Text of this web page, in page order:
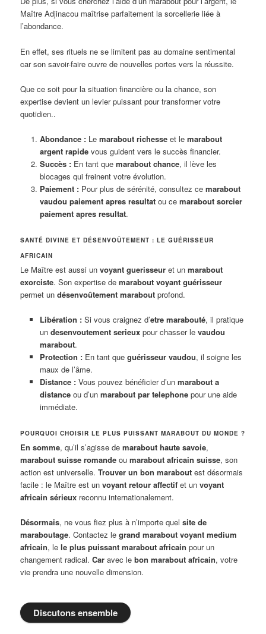
Maître Adjinacou maîtrise parfaitement la sorcellerie liée à
l’abondance.
En effet, ses rituels ne se limitent pas au domaine sentimental
car son savoir-faire ouvre de nouvelles portes vers la réussite.
Que ce soit pour la situation financière ou la chance, son
expertise devient un levier puissant pour transformer votre
quotidien..
Abondance :Le marabout richesseet le marabout
argent rapidevous guident vers le succès financier.
Succès :En tant que marabout chance, il lève les
blocages qui freinent votre évolution.
Paiement :Pour plus de sérénité, consultez ce marabout
vaudou paiement apres resultatou ce marabout sorcier
paiement apres resultat.
SANTÉ DIVINE ET DÉSENVOÛTEMENT : LE GUÉRISSEUR
AFRICAIN
Le Maître est aussi unvoyant guerisseur et unmarabout
exorciste. Son expertise demarabout voyant guérisseur
permet undésenvoûtement marabout profond.
Libération :Si vous craignez d’etre marabouté, il pratique
un desenvoutement serieuxpour chasser le vaudou
marabout.
Protection :En tant que guérisseur vaudou, il soigne les
maux de l’âme.
Distance :Vous pouvez bénéficier d’un marabout a
distanceou d’un marabout par telephonepour une aide
immédiate.
POURQUOI CHOISIR LE PLUS PUISSANT MARABOUT DU MONDE ?
En somme, qu’il s’agisse demarabout haute savoie,
marabout suisse romande oumarabout africain suisse, son
action est universelle.Trouver un bon marabout est désormais
facile : le Maître est unvoyant retour affectif et unvoyant
africain sérieux reconnu internationalement.
Désormais, ne vous fiez plus à n’importe quelsite de
maraboutage. Contactez legrand marabout voyant medium
africain, lele plus puissant marabout africain pour un
changement radical.Car avec lebon marabout africain, votre
vie prendra une nouvelle dimension.
Discutons ensemble